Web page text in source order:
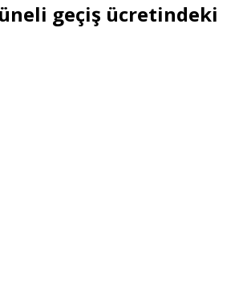
geçiş ücretindeki